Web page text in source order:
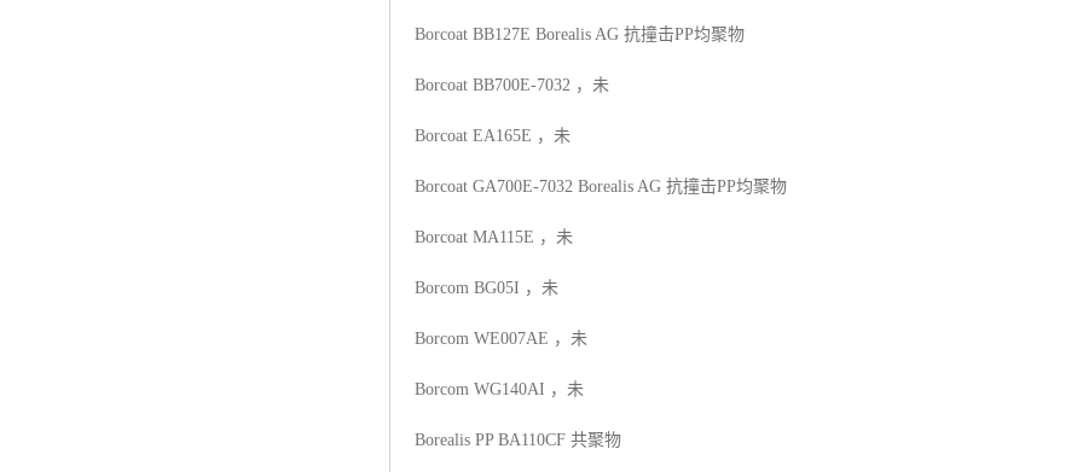
Borcoat BB127E Borealis AG 抗撞击PP均聚物
Borcoat BB700E-7032 ，未
Borcoat EA165E ，未
Borcoat GA700E-7032 Borealis AG 抗撞击PP均聚物
Borcoat MA115E ，未
Borcom BG05I ，未
Borcom WE007AE ，未
Borcom WG140AI ，未
Borealis PP BA110CF 共聚物